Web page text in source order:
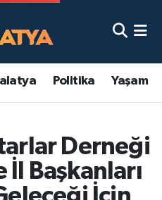
Politika Yaşam
Derneği
Başkanları
Haritası
Durumu ve Fikstür